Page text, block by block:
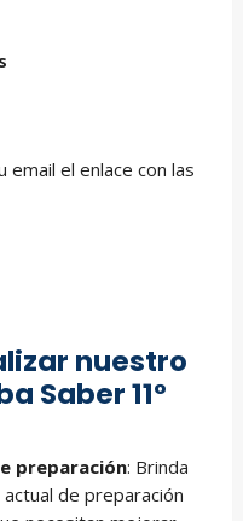
el enlace con las
nuestro
Saber 11°
preparación: Brinda
de preparación